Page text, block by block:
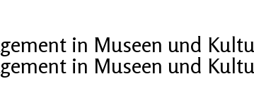
in Museen und
in Museen und